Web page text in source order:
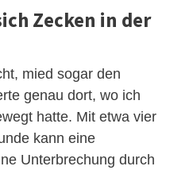
Zecken in der
mied sogar den
genau dort, wo ich
hatte. Mit etwa vier
kann eine
Unterbrechung durch